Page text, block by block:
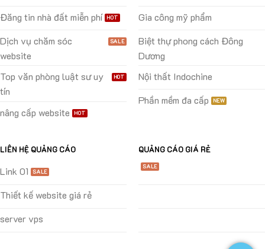
Đăng tin nhà đất miễn phí
Dịch vụ chăm sóc
website
Top văn phòng luật sư uy
tín
nâng cấp website
Gia công mỹ phẩm
Biệt thự phong cách Đông
Dương
Nội thất Indochine
Phần mềm đa cấp
LIÊN HỆ QUẢNG CÁO
Link 01
Thiết kế website giá rẻ
server vps
QUẢNG CÁO GIÁ RẺ